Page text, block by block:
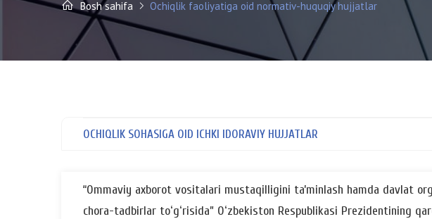
Bosh sahifa Ochiqlik faoliyatiga oid normativ-huquqiy hujjatlar
OCHIQLIK SOHASIGA OID ICHKI IDORAVIY HUJJATLAR
“Ommaviy axborot vositalari mustaqilligini taʼminlash hamda davlat
chora-tadbirlar toʻgʻrisida” Oʻzbekiston Respublikasi Prezidentining